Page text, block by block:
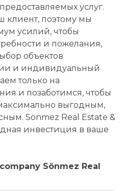
услуг.
поэтому мы
усилий, чтобы
и пожелания,
объектов
и индивидуальный
только на
и позаботимся, чтобы
выгодным,
Sönmez Real Estate &
инвестиция в ваше
Sönmez Real